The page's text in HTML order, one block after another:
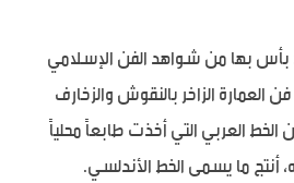
بأس بها من شواهد الفن الإسلامي
فن العمارة الزاخر بالنقوش والزخارف
الخط العربي التي أخذت طابعاً محلياً
أنتج ما يسمى الخط الأندلسي.